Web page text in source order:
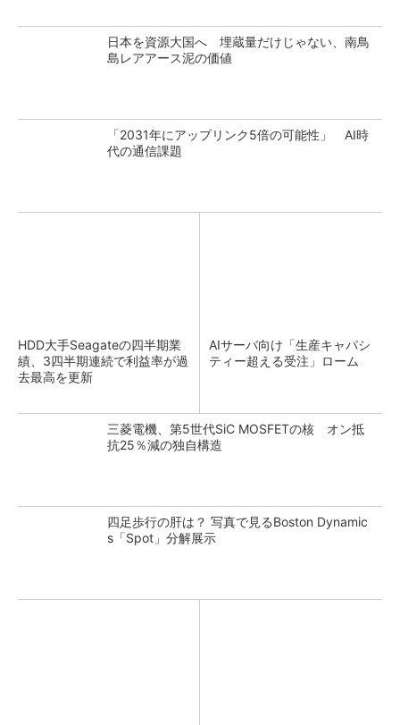
日本を資源大国へ 埋蔵量だけじゃない、南鳥
島レアアース泥の価値
「2031年にアップリンク5倍の可能性」 AI時
代の通信課題
HDD大手Seagateの四半期業
績、3四半期連続で利益率が過
去最高を更新
AIサーバ向け「生産キャパシ
ティー超える受注」ローム
三菱電機、第5世代SiC MOSFETの核 オン抵
抗25％減の独自構造
四足歩行の肝は？ 写真で見るBoston Dynamic
s「Spot」分解展示